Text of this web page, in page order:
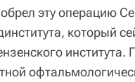
эту операцию
который
института.